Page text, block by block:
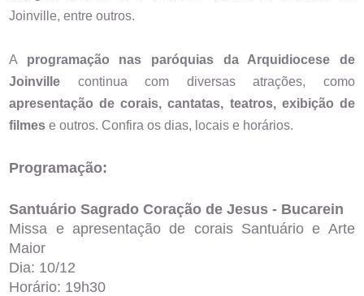
Joinville, entre outros.
A programação nas paróquias da Arquidiocese de
Joinville continua com diversas atrações, como
apresentação de corais, cantatas, teatros, exibição de
filmes e outros. Confira os dias, locais e horários.
Programação:
Santuário Sagrado Coração de Jesus - Bucarein
Missa e apresentação de corais Santuário e Arte
Maior
Dia: 10/12
Horário: 19h30